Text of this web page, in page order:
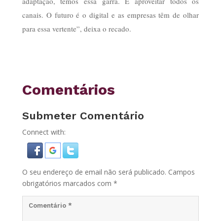
canais. O futuro é o digital e as empresas têm de olhar
para essa vertente”, deixa o recado.
Comentários
Submeter Comentário
Connect with:
O seu endereço de email não será publicado. Campos
obrigatórios marcados com *